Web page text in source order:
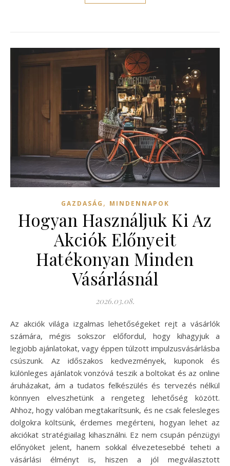
GAZDASÁG , MINDENNAPOK
Hogyan Használjuk Ki Az
Akciók Előnyeit
Hatékonyan Minden
Vásárlásnál
2026.03.08.
Az akciók világa izgalmas lehetőségeket rejt a vásárlók
számára, mégis sokszor előfordul, hogy kihagyjuk a
legjobb ajánlatokat, vagy éppen túlzott impulzusvásárlásba
csúszunk. Az időszakos kedvezmények, kuponok és
különleges ajánlatok vonzóvá teszik a boltokat és az online
áruházakat, ám a tudatos felkészülés és tervezés nélkül
könnyen elveszhetünk a rengeteg lehetőség között.
Ahhoz, hogy valóban megtakarítsunk, és ne csak felesleges
dolgokra költsünk, érdemes megérteni, hogyan lehet az
akciókat stratégiailag kihasználni. Ez nem csupán pénzügyi
előnyöket jelent, hanem sokkal élvezetesebbé teheti a
vásárlási élményt is, hiszen a jól megválasztott